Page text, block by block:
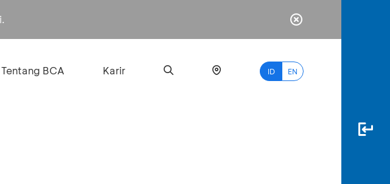
Tentang BCA Karir ID EN